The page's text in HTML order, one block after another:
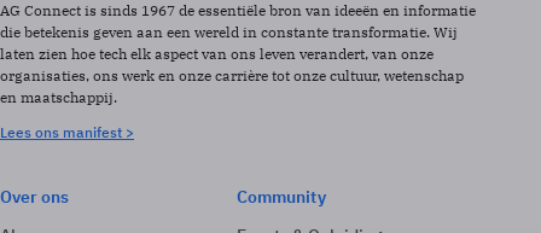
AG Connect is sinds 1967 de essentiële bron van ideeën en informatie
die betekenis geven aan een wereld in constante transformatie. Wij
laten zien hoe tech elk aspect van ons leven verandert, van onze
organisaties, ons werk en onze carrière tot onze cultuur, wetenschap
en maatschappij.
Lees ons manifest >
Over ons
Community